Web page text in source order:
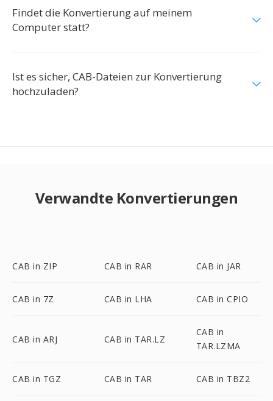
Findet die Konvertierung auf meinem
Computer statt?
Ist es sicher, CAB-Dateien zur Konvertierung
hochzuladen?
Verwandte Konvertierungen
CAB in ZIP CAB in RAR CAB in JAR
CAB in 7Z CAB in LHA CAB in CPIO
CAB in ARJ CAB in TAR.LZ
CAB in
TAR.LZMA
CAB in TGZ CAB in TAR CAB in TBZ2